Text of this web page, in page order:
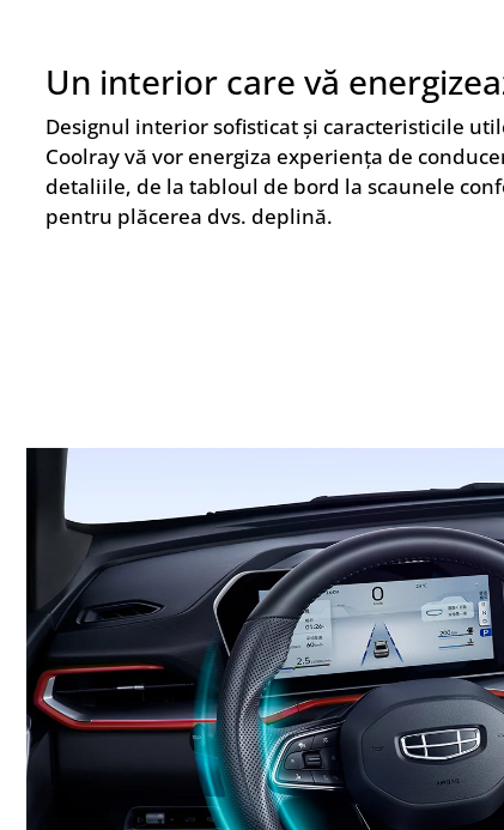
Un interior care vă
Designul interior sofisticat și caracteristicile
Coolray vă vor energiza experiența de
detaliile, de la tabloul de bord la scaunele
pentru plăcerea dvs. deplină.